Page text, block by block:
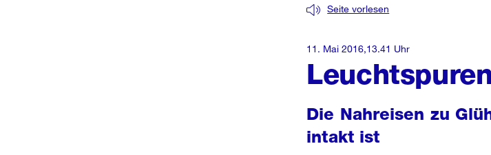
Seite vorlesen
Die Nahreisen zu
intakt ist
11. Mai 2016,13.41 Uhr